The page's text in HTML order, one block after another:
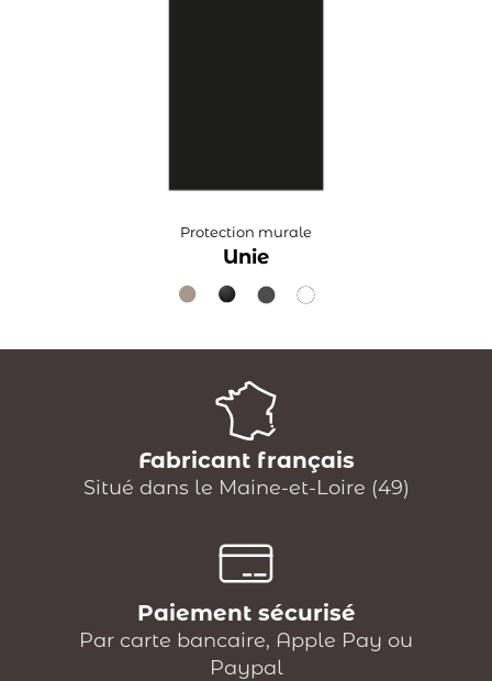
Protection murale
Unie
Fabricant français
Situé dans le Maine-et-Loire (49)
Paiement sécurisé
Par carte bancaire, Apple Pay ou
Paypal